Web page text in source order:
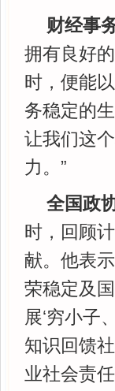
财经事
拥有良好
时，便能
务稳定的
让我们这
力。”
全国政
时，回顾
献。他表
荣稳定及
展‘穷小子
知识回馈
业社会责